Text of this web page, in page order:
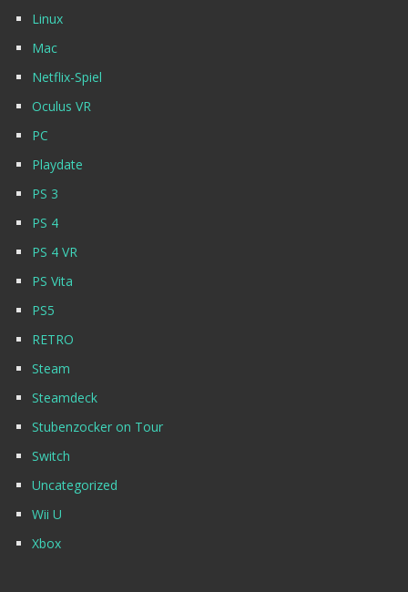
Linux
Mac
Netflix-Spiel
Oculus VR
PC
Playdate
PS 3
PS 4
PS 4 VR
PS Vita
PS5
RETRO
Steam
Steamdeck
Stubenzocker on Tour
Switch
Uncategorized
Wii U
Xbox